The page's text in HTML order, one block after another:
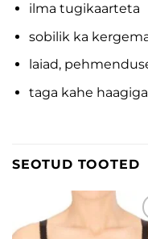
ilma tugikaarteta
sobilik ka
laiad,
taga kahe
SEOTUD TOOTED
Lisa